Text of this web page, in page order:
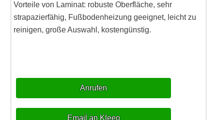
Vorteile von Laminat: robuste Oberfläche, sehr
strapazierfähig, Fußbodenheizung geeignet, leicht zu
reinigen, große Auswahl, kostengünstig.
Anrufen
Email an Kleeo